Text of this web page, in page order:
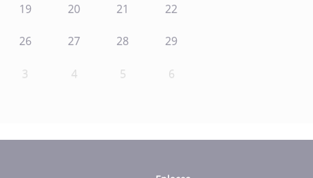
19 20 21 22
26 27 28 29
3 4 5 6